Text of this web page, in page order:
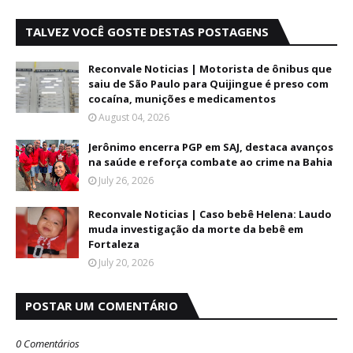
TALVEZ VOCÊ GOSTE DESTAS POSTAGENS
Reconvale Noticias | Motorista de ônibus que
saiu de São Paulo para Quijingue é preso com
cocaína, munições e medicamentos
August 04, 2026
Jerônimo encerra PGP em SAJ, destaca avanços
na saúde e reforça combate ao crime na Bahia
July 26, 2026
Reconvale Noticias | Caso bebê Helena: Laudo
muda investigação da morte da bebê em
Fortaleza
July 20, 2026
POSTAR UM COMENTÁRIO
0 Comentários